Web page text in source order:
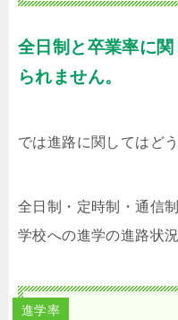
全日制と卒業率に
られません。
では進路に関してはど
全日制・定時制・通信
学校への進学の進路状
進学率